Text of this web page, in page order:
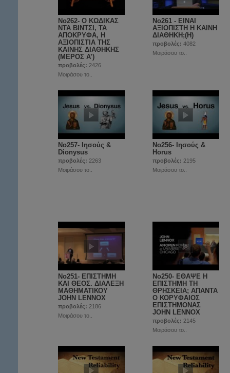
No262- Ο ΚΩΔΙΚΑΣ
ΝΤΑ ΒΙΝΤΣΙ, ΤΑ
ΑΠΟΚΡΥΦΑ, Η
ΑΞΙΟΠΙΣΤΙΑ ΤΗΣ
ΚΑΙΝΗΣ ΔΙΑΘΗΚΗΣ
(ΜΕΡΟΣ A’)
προβολές: 2426
Μοιράσου το..
No261 - ΕΙΝΑΙ
ΑΞΙΟΠΙΣΤΗ Η ΚΑΙΝΗ
ΔΙΑΘΗΚΗ;(Η)
προβολές: 4082
Μοιράσου το..
No257- Ιησούς &
Dionysus
προβολές: 2263
Μοιράσου το..
No256- Ιησούς &
Horus
προβολές: 2195
Μοιράσου το..
No251- ΕΠΙΣΤΗΜΗ
ΚΑΙ ΘΕΟΣ. ΔΙΑΛΕΞΗ
ΜΑΘΗΜΑΤΙΚΟΥ
JOHN LENNOX
προβολές: 2186
Μοιράσου το..
Νο250- ΕΘΑΨΕ Η
ΕΠΙΣΤΗΜΗ ΤΗ
ΘΡΗΣΚΕΙΑ; ΑΠΑΝΤΑ
Ο ΚΟΡΥΦΑΙΟΣ
EΠΙΣΤΗΜΟΝΑΣ
JOHN LENNOX
προβολές: 2145
Μοιράσου το..